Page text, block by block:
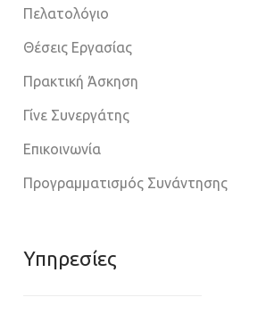
Πελατολόγιο
Θέσεις Εργασίας
Πρακτική Άσκηση
Γίνε Συνεργάτης
Επικοινωνία
Προγραμματισμός Συνάντησης
Υπηρεσίες